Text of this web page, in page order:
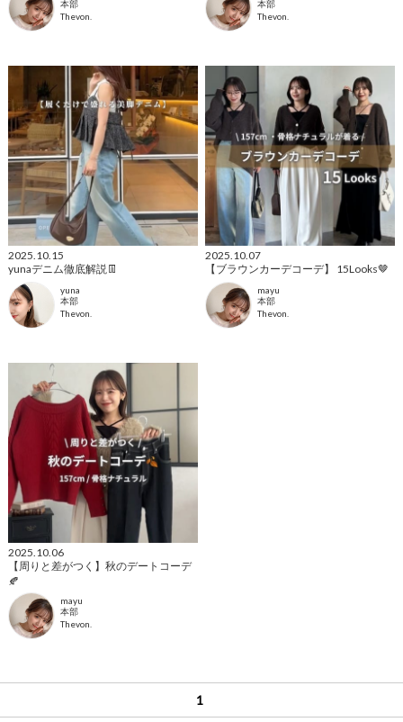
本部
Thevon.
本部
Thevon.
2025.10.15
yunaデニム徹底解説👖
yuna
本部
Thevon.
2025.10.07
【ブラウンカーデコーデ】 15Looks🤎
mayu
本部
Thevon.
2025.10.06
【周りと差がつく】秋のデートコーデ
🍂
mayu
本部
Thevon.
1